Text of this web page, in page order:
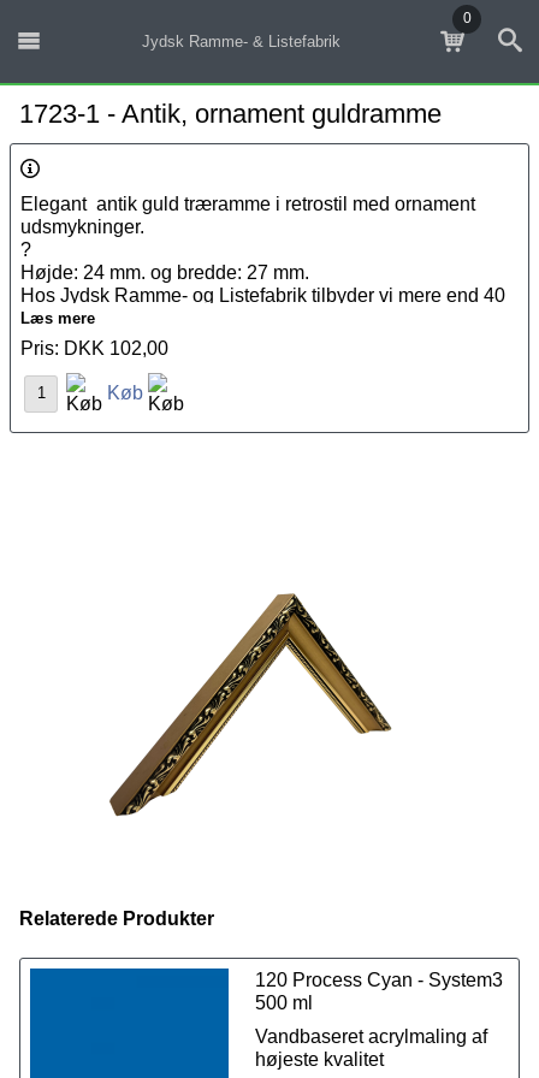
Jydsk Ramme- & Listefabrik
0
1723-1 - Antik, ornament guldramme
Elegant antik guld træramme i retrostil med ornament
udsmykninger.
?
Højde: 24 mm. og bredde: 27 mm.
Hos Jydsk Ramme- og Listefabrik tilbyder vi mere end 40
års ekspertise inden for professionel indramning. Vi sætter
fokus på kvalitet og enestående håndværk, hvilket tydeligt
afspejles i vores indramningsproces.
Vores værksted og butik er beliggende midt på
Frederiksbjerg i Aarhus C, hvor vi specialiserer os i
Læs mere om vores indramning
Vi tilbyder kvantumrabat, lister assorteret: 50 m. 5 %, 100
m. 7 % og 200 m. 10 %.
OBS. prisen er pr. meter i hele længder.
Læs mere
Pris: DKK 102,00
Køb
Relaterede Produkter
120 Process Cyan - System3
500 ml
Vandbaseret acrylmaling af
højeste kvalitet